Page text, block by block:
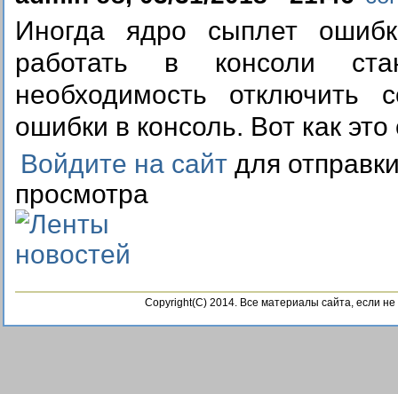
Иногда ядро сыплет
работать в консоли
необходимость
ошибки в консоль. Вот как это
Войдите на сайт для
просмотра
Copyright(C) 2014. Все материалы сайта, если